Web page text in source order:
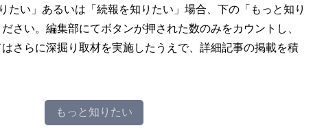
たい」あるいは「続報を知りたい」場合、下の「もっと知り
さい。編集部にてボタンが押された数のみをカウントし、
さらに深掘り取材を実施したうえで、詳細記事の掲載を積
もっと知りたい